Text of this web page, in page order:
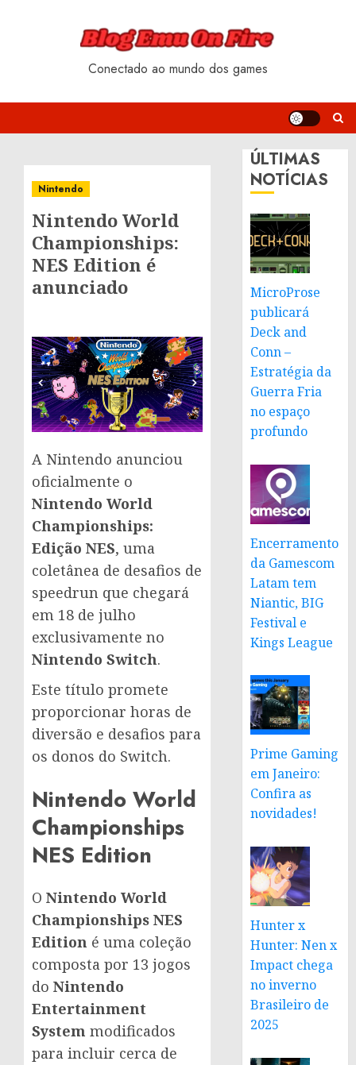
Conectado ao mundo dos games
Nintendo
Nintendo World
Championships:
NES Edition é
anunciado
A Nintendo anunciou
oficialmente o
Nintendo World
Championships:
Edição NES, uma
coletânea de desafios de
speedrun que chegará
em 18 de julho
exclusivamente no
Nintendo Switch.
Este título promete
proporcionar horas de
diversão e desafios para
os donos do Switch.
Nintendo World
Championships
NES Edition
O Nintendo World
Championships NES
Edition é uma coleção
composta por 13 jogos
do Nintendo
Entertainment
System modificados
para incluir cerca de
ÚLTIMAS
NOTÍCIAS
MicroProse
publicará
Deck and
Conn –
Estratégia da
Guerra Fria
no espaço
profundo
Encerramento
da Gamescom
Latam tem
Niantic, BIG
Festival e
Kings League
Prime Gaming
em Janeiro:
Confira as
novidades!
Hunter x
Hunter: Nen x
Impact chega
no inverno
Brasileiro de
2025